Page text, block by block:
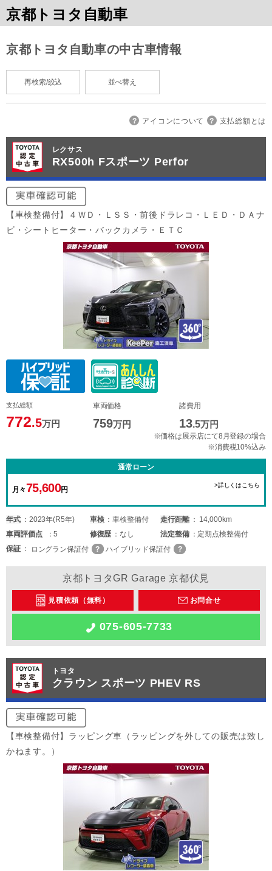
京都トヨタ自動車
京都トヨタ自動車の中古車情報
再検索/絞込 並べ替え
アイコンについて 支払総額とは
レクサス
RX500h Fスポーツ Perfor
【車検整備付】４ＷＤ・ＬＳＳ・前後ドラレコ・ＬＥＤ・ＤＡナ
ビ・シートヒーター・バックカメラ・ＥＴＣ
支払総額
772.5万円
車両価格
759万円
諸費用
13.5万円
※価格は展示店にて8月登録の場合
※消費税10%込み
通常ローン
月々75,600円
>詳しくはこちら
年式 2023年(R5年) 車検 車検整備付 走行距離
14,000km
車両評価点 5 修復歴 なし 法定整備
定期点検整備付
保証
ロングラン保証付 ハイブリッド保証付
京都トヨタGR Garage 京都伏見
見積依頼（無料） お問合せ
075-605-7733
トヨタ
クラウン スポーツ PHEV RS
【車検整備付】ラッピング車（ラッピングを外しての販売は致し
かねます。）